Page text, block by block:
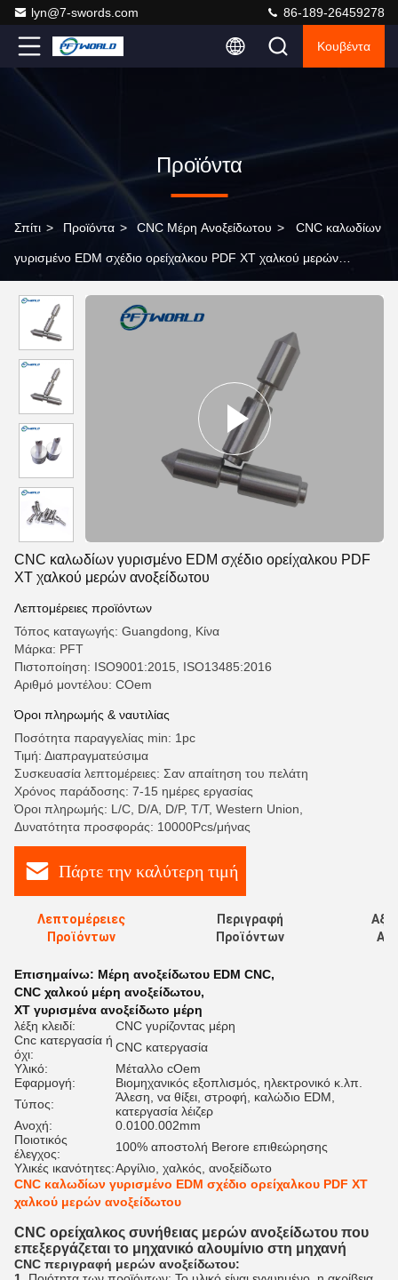
lyn@7-swords.com 86-189-26459278
Κουβέντα
Προϊόντα
Σπίτι > Προϊόντα > CNC Μέρη Ανοξείδωτου > CNC καλωδίων
γυρισμένο EDM σχέδιο ορείχαλκου PDF XT χαλκού μερών
CNC καλωδίων γυρισμένο EDM σχέδιο ορείχαλκου PDF
XT χαλκού μερών ανοξείδωτου
Λεπτομέρειες προϊόντων
Τόπος καταγωγής: Guangdong, Κίνα
Μάρκα: PFT
Πιστοποίηση: ISO9001:2015, ISO13485:2016
Αριθμό μοντέλου: COem
Όροι πληρωμής & ναυτιλίας
Ποσότητα παραγγελίας min: 1pc
Τιμή: Διαπραγματεύσιμα
Συσκευασία λεπτομέρειες: Σαν απαίτηση του πελάτη
Χρόνος παράδοσης: 7-15 ημέρες εργασίας
Όροι πληρωμής: L/C, D/A, D/P, T/T, Western Union,
Δυνατότητα προσφοράς: 10000Pcs/μήνας
Πάρτε την καλύτερη τιμή
Λεπτομέρειες
Προϊόντων
Περιγραφή
Προϊόντων
Επισημαίνω: Μέρη ανοξείδωτου EDM CNC,
CNC χαλκού μέρη ανοξείδωτου,
XT γυρισμένα ανοξείδωτο μέρη
λέξη κλειδί:
CNC γυρίζοντας μέρη
Cnc κατεργασία ή
όχι:
CNC κατεργασία
Υλικό:
Μέταλλο cOem
Εφαρμογή:
Βιομηχανικός εξοπλισμός, ηλεκτρονικό κ.λπ.
Τύπος:
Άλεση, να θίξει, στροφή, καλώδιο EDM,
κατεργασία λέιζερ
Ανοχή:
0.0100.002mm
Ποιοτικός
έλεγχος:
100% αποστολή Berore επιθεώρησης
Υλικές ικανότητες:Αργίλιο, χαλκός, ανοξείδωτο
CNC καλωδίων γυρισμένο EDM σχέδιο ορείχαλκου PDF XT
χαλκού μερών ανοξείδωτου
CNC ορείχαλκος συνήθειας μερών ανοξείδωτου που
επεξεργάζεται το μηχανικό αλουμίνιο στη μηχανή
CNC περιγραφή μερών ανοξείδωτου: